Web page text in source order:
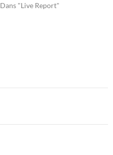
Dans "Live Report"